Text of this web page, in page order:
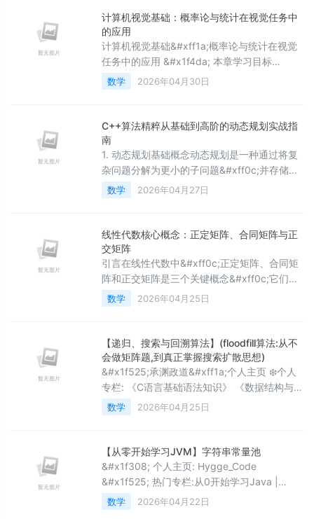
间动态规划 3.1 概述 3.2 做题步骤 3.3 例题
3.3.1 洛谷
计算机视觉基础：概率论与统计在视觉任务中
的应用
计算机视觉基础&#xff1a;概率论与统计在视觉
任务中的应用 &#x1f4da; 本章学习目标
&#xff1a;深入理解概率论与统计在视觉任务中
的应用的核心概念与实践方法&#xff0c;掌握关
实践。本文属于《计算机视觉教程》计算机视
觉入门篇&#xff08;第一阶段&#xff09;。 在上一
章&#xff0c;我们学习了&#34;计算机视觉基础
&#xff
数学 2026年04月30日
C++算法精粹从基础到高阶的动态规划实战指
南
1. 动态规划基础概念动态规划是一种通过将复
杂问题分解为更小的子问题&#xff0c;并存储这
些子问题的解以避免重复计算的高效算法设计
技术。它适用于具有最优子结构和重叠子问题
优解包含其子问题的最优解&#xff1b;重叠子问
题则是指在递归求解过程中&#xff0c;相同的子
问题会被多次计算。在C&#43;&#43;中实现动
态规划&#xff0c;通常从定义状态、
数学 2026年04月27日
线性代数核心概念：正定矩阵、合同矩阵与正
交矩阵
引言在线性代数中&#xff0c;正定矩阵、合同矩
阵和正交矩阵是三个关键概念&#xff0c;它们在
数学理论和应用领域中扮演着重要角色。本文
将系统性地总结这些概念的定义、性质以及相
质。 1. 正定矩阵 定义一个 n×nn \times nn×n
的实对称矩阵 AAA 称为正定矩阵&#xff0c;如果
对于任意非零向量 x∈Rn\mathbf{x} \in
数学 2026年04月25日
【递归、搜索与回溯算法】(floodfill算法:从不
会做矩阵题,到真正掌握搜索扩散思想)
&#x1f525;承渊政道&#xff1a;个人主页 ❄️个人
专栏: 《C语言基础语法知识》 《数据结构与算
法》 《C&#43;&#43;知识内容》 《Linux系统
知识》 《算法刷题指南》 《测评文章活动推
苦,顺境不忘来时路!✨ &#x1f3ac; 博主简介: 很
多人在刚接触矩阵题时,都会有一种相似的感受:
题目看得懂,例子也
数学 2026年04月25日
【从零开始学习JVM】字符串常量池
&#x1f308; 个人主页: Hygge_Code
&#x1f525; 热门专栏:从0开始学习Java |
Linux学习 | 计算机网络 &#x1f4ab; 个人格言:
“既然选择了远方&#xff0c;便不顾风雨兼程” 文
数学 2026年04月22日